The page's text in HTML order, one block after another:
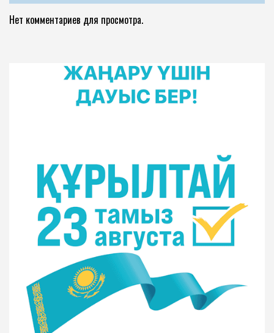
Нет комментариев для просмотра.